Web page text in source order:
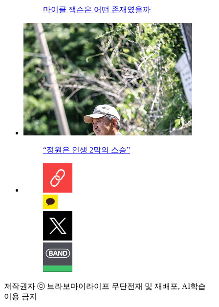
마이클 잭슨은 어떤 존재였을까
“정원은 인생 2막의 스승”
저작권자 ⓒ 브라보마이라이프 무단전재 및 재배포, AI학습
이용 금지